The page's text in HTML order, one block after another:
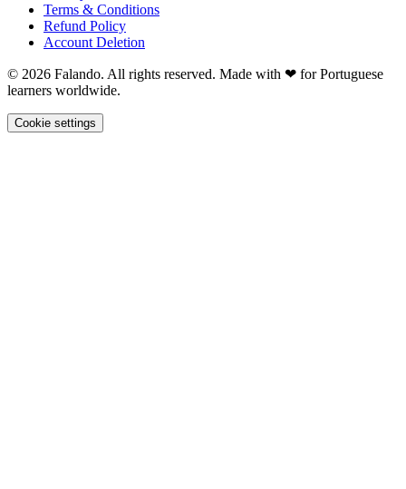
Terms & Conditions
Refund Policy
Account Deletion
© 2026 Falando. All rights reserved. Made with ❤ for Portuguese
learners worldwide.
Cookie settings